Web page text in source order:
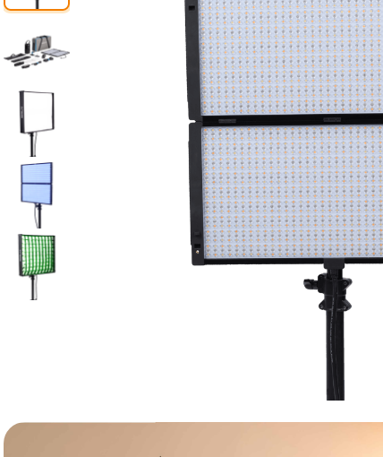
4. peak design
5 canon sx740 hs
6 lavaliera
7 card memorie
8 dji mic mini
9 dji osmo
10. insta 360